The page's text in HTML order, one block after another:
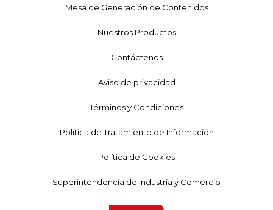
Mesa de Generación de Contenidos
Nuestros Productos
Contáctenos
Aviso de privacidad
Términos y Condiciones
Política de Tratamiento de Información
Política de Cookies
Superintendencia de Industria y Comercio